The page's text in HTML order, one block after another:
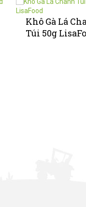
Khô Gà Lá
Túi 50g